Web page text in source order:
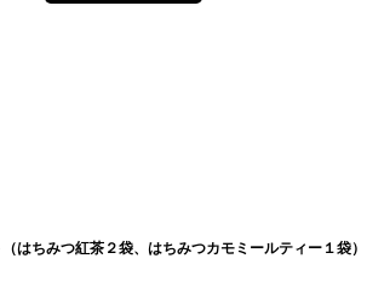
はちみつ紅茶２袋、はちみつカモミールティー１袋）